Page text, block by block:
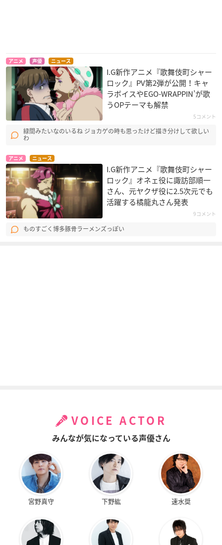
アニメ 声優 ニュース
I.G新作アニメ『歌舞伎町シャー
ロック』PV第2弾が公開！キャ
ラボイスやEGO-WRAPPIN’が歌
うOPテーマも解禁
5コメント
緑間みたいなのいるね ジョカゲの時も思ったけど描き分けして欲しい
わ
アニメ ニュース
I.G新作アニメ『歌舞伎町シャー
ロック』オネェ役に諏訪部順一
さん、元ヤクザ役に2.5次元でも
活躍する橘龍丸さん発表
9コメント
ものすごく博多豚骨ラーメンズっぽい
VOICE ACTOR
みんなが気になっている声優さん
宮野真守 下野紘 速水奨